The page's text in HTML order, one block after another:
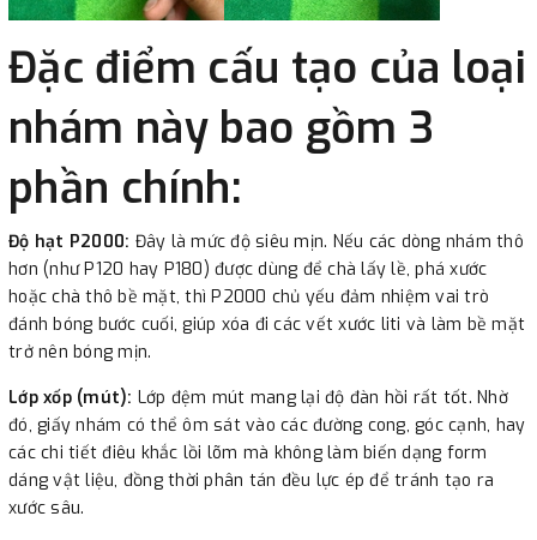
Đặc điểm cấu tạo của loại
nhám này bao gồm 3
phần chính:
Độ hạt P2000: Đây là mức độ siêu mịn. Nếu các dòng nhám thô
hơn (như P120 hay P180) được dùng để chà lấy lề, phá xước
hoặc chà thô bề mặt, thì P2000 chủ yếu đảm nhiệm vai trò
đánh bóng bước cuối, giúp xóa đi các vết xước liti và làm bề mặt
trở nên bóng mịn.
Lớp xốp (mút): Lớp đệm mút mang lại độ đàn hồi rất tốt. Nhờ
đó, giấy nhám có thể ôm sát vào các đường cong, góc cạnh, hay
các chi tiết điêu khắc lồi lõm mà không làm biến dạng form
dáng vật liệu, đồng thời phân tán đều lực ép để tránh tạo ra
xước sâu.